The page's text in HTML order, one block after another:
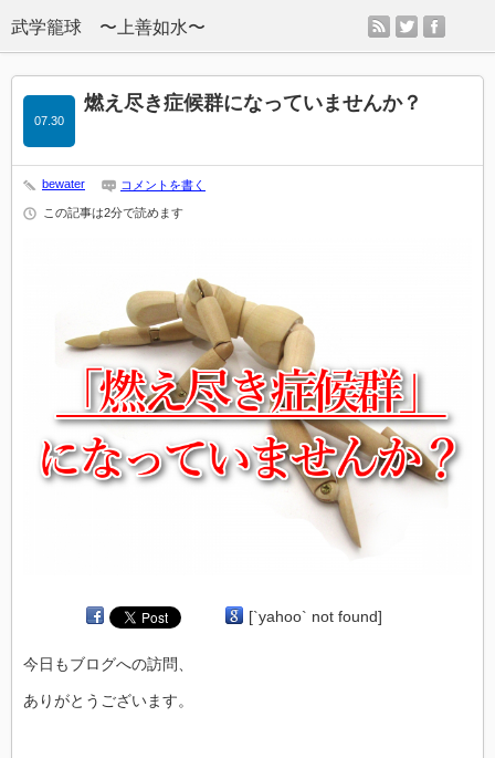
rss twitter
燃え尽き症候群になっていませんか？
07.30
bewater コメントを書く
この記事は2分で読めます
[`yahoo` not found]
今日もブログへの訪問、
ありがとうございます。